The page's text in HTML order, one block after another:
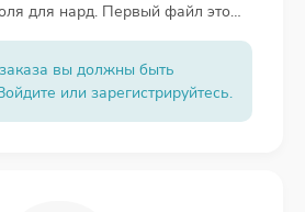
для нард. Первый файл это
разметка под ячейки).
изображение (рисунок),
художест
вы должны быть
или зарегистрируйтесь.